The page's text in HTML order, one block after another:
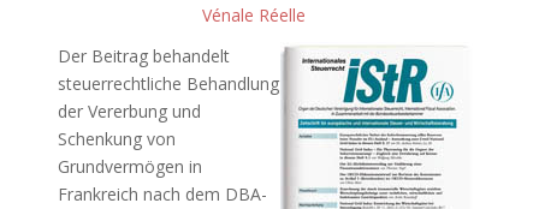
Vénale Réelle
Der Beitrag behandelt
steuerrechtliche Behandlung
der Vererbung und
Schenkung von
Grundvermögen in
Frankreich nach dem DBA-